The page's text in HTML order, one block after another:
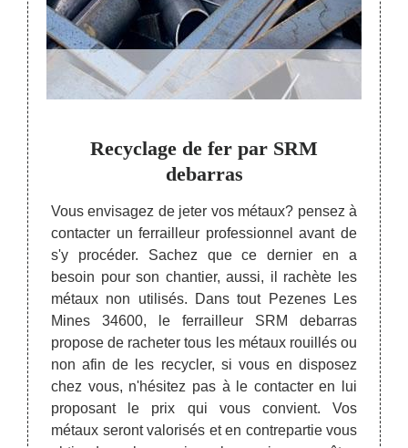
ne
mais
un
A
les
et
en
Recyclage de fer par SRM
debarras
Vous envisagez de jeter vos métaux? pensez à
contacter un ferrailleur professionnel avant de
s'y procéder. Sachez que ce dernier en a
besoin pour son chantier, aussi, il rachète les
métaux non utilisés. Dans tout Pezenes Les
Mines 34600, le ferrailleur SRM debarras
propose de racheter tous les métaux rouillés ou
non afin de les recycler, si vous en disposez
chez vous, n'hésitez pas à le contacter en lui
proposant le prix qui vous convient. Vos
métaux seront valorisés et en contrepartie vous
pour
de
non-
du